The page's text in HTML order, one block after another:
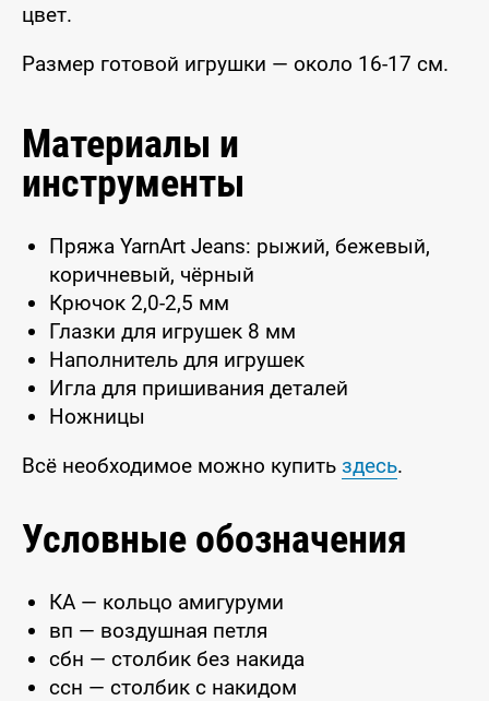
цвет.
Размер готовой игрушки — около 16-17 см.
Материалы и
инструменты
Пряжа YarnArt Jeans: рыжий, бежевый,
коричневый, чёрный
Крючок 2,0-2,5 мм
Глазки для игрушек 8 мм
Наполнитель для игрушек
Игла для пришивания деталей
Ножницы
Всё необходимое можно купить здесь.
Условные обозначения
КА — кольцо амигуруми
вп — воздушная петля
сбн — столбик без накида
ссн — столбик с накидом